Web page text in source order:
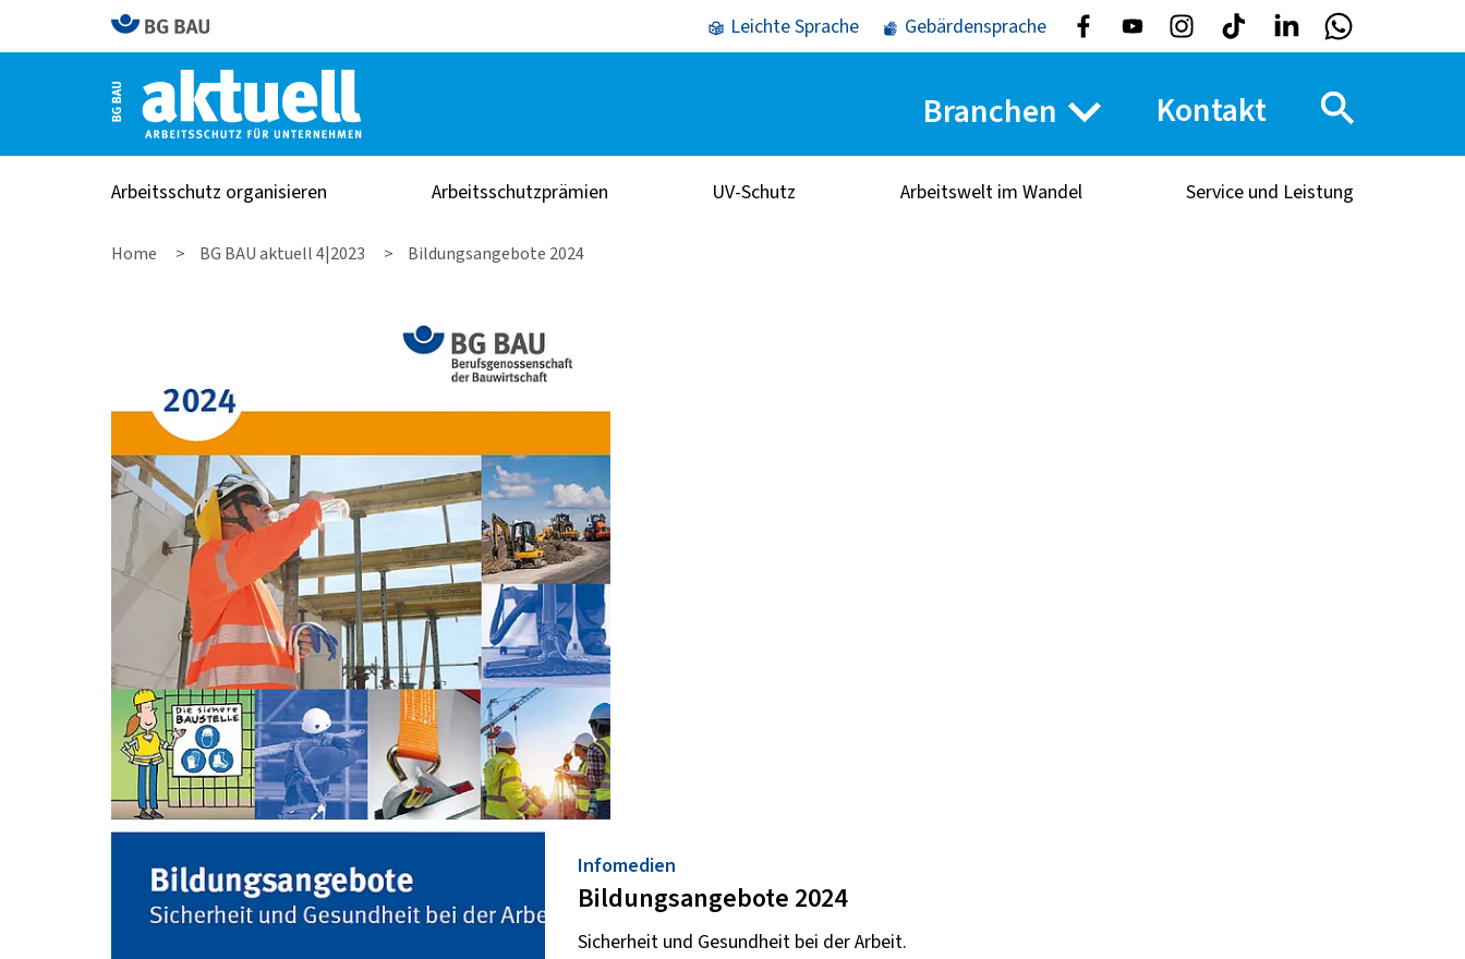
Leichte Sprache Gebärdensprache
Branchen Kontakt
Arbeitsschutz organisieren Arbeitsschutzprämien UV-Schutz Arbeitswelt im Wandel Service und Leistung
Home BG BAU aktuell 4|2023 Bildungsangebote 2024
Infomedien
Bildungsangebote 2024
Sicherheit und Gesundheit bei der Arbeit.